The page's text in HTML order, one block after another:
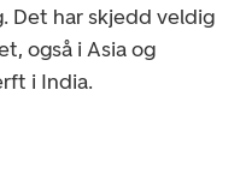
Det har skjedd veldig
også i Asia og
i India.